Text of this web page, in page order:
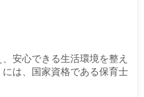
安心できる生活環境を整え
は、国家資格である保育士